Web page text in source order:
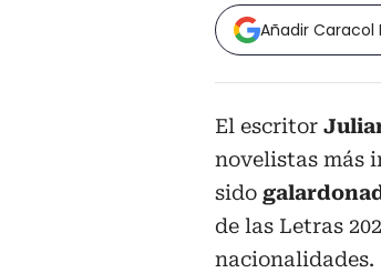
Añadir Caracol
El escritor
novelistas más
sido
de las Letras
nacionalidades.